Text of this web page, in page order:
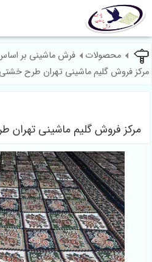
محصولات فرش ماشینی بر
مرکز فروش گلیم ماشینی تهران طرح خشتی
مرکز فروش گلیم ماشینی